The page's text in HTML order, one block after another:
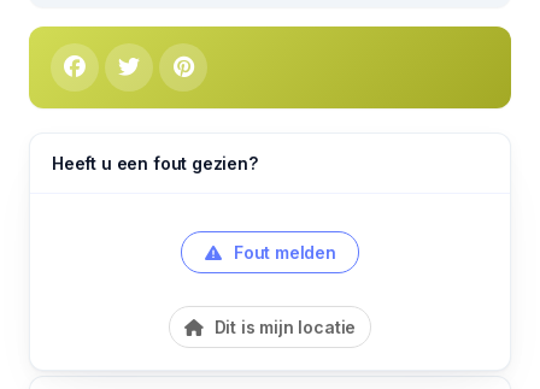
Heeft u een fout gezien?
Fout melden
Dit is mijn locatie